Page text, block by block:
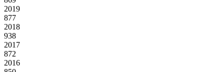
2019
877
2018
938
2017
872
2016